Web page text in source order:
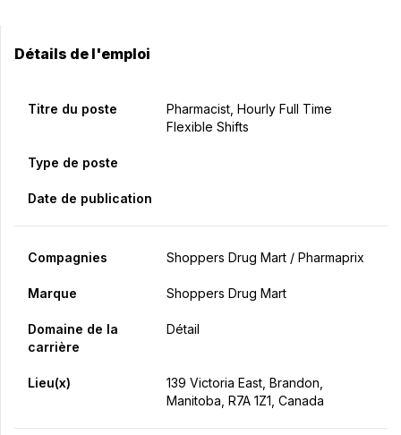
Détails de l'emploi
Titre du poste
Pharmacist, Hourly Full Time
Flexible Shifts
Type de poste
Date de publication
Compagnies Shoppers Drug Mart / Pharmaprix
Marque Shoppers Drug Mart
Domaine de la
carrière
Détail
Lieu(x)
139 Victoria East, Brandon,
Manitoba, R7A 1Z1, Canada